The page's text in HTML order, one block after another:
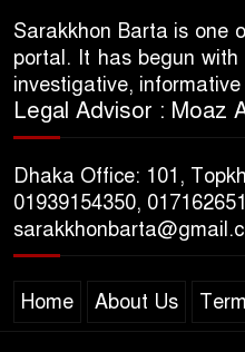
Sarakkhon Barta is one
portal. It has begun
investigative,
Legal Advisor : Moaz
Dhaka Office: 101,
01939154350,
Home About Us